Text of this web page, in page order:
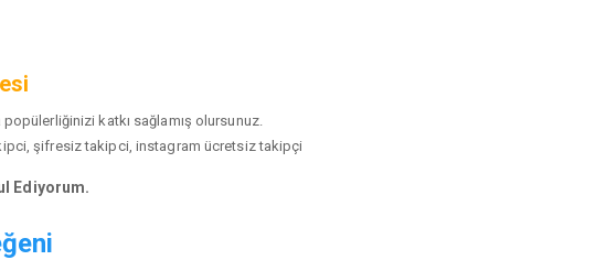
katkı sağlamış olursunuz.
şifresiz takipci, instagram ücretsiz takipçi
Ediyorum.